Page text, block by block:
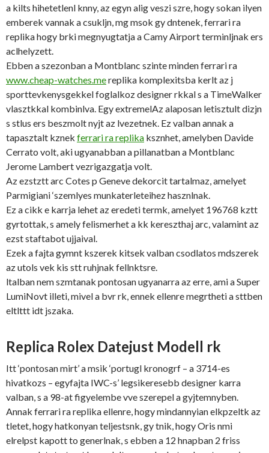
a kilts hihetetlenl knny, az egyn alig veszi szre, hogy sokan ilyen
emberek vannak a csukljn, mg msok gy dntenek, ferrari ra
replika hogy brki megnyugtatja a Camy Airport terminljnak ers
aclhelyzett.
Ebben a szezonban a Montblanc szinte minden ferrari ra
www.cheap-watches.mereplika komplexitsba kerlt az j
sporttevkenysgekkel foglalkoz designer rkkal s a TimeWalker
vlasztkkal kombinlva. Egy extremelAz alaposan letisztult dizjn
s stlus ers beszmolt nyjt az lvezetnek. Ez valban annak a
tapasztalt kznek ferrari ra replika ksznhet, amelyben Davide
Cerrato volt, aki ugyanabban a pillanatban a Montblanc
Jerome Lambert vezrigazgatja volt.
Az ezstztt arc Cotes p Geneve dekorcit tartalmaz, amelyet
Parmigiani ‘szemlyes munkaterleteihez hasznlnak.
Ez a cikk e karrja lehet az eredeti termk, amelyet 196768 kztt
gyrtottak, s amely felismerhet a kk kereszthaj arc, valamint az
ezst staftabot ujjaival.
Ezek a fajta gymnt kszerek kitsek valban csodlatos mdszerek
az utols vek kis stt ruhjnak fellnktsre.
ltalban nem szmtanak pontosan ugyanarra az erre, ami a Super
LumiNovt illeti, mivel a bvr rk, ennek ellenre megrtheti a sttben
eltlttt idt jszaka.
Replica Rolex Datejust Modell rk
Itt ‘pontosan mirt’ a msik ‘portugl kronogrf – a 3714-es
hivatkozs – egyfajta IWC-s’ legsikeresebb designer karra
valban, s a 98-at figyelembe vve szerepel a gyjtemnyben.
Annak ferrari ra replika ellenre, hogy mindannyian elkpzeltk az
tletet, hogy hatkonyan teljestsnk, gy tnik, hogy Oris nmi
elrelpst kapott to generlnak, s ebben a 12 hnapban 2 friss